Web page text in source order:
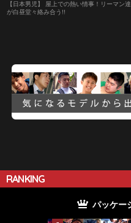
【日本男児】 屋上での熱い情事！リーマン達
が白昼堂々絡み合う!!
RANKING
パッケージ 月間ランキング